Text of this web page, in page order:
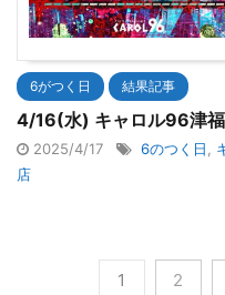
6がつく日 結果記事
4/16(水) キャロル96津
2025/4/17 6のつく日,
店
1 2